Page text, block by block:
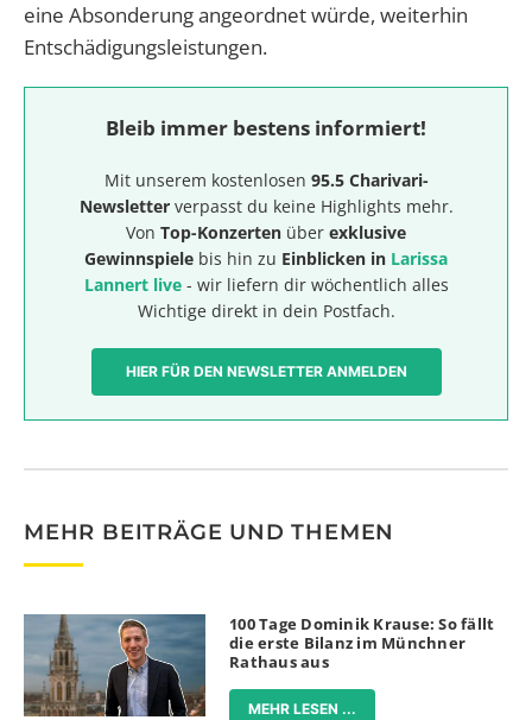
eine Absonderung angeordnet würde, weiterhin
Entschädigungsleistungen.
Bleib immer bestens informiert!
Mit unserem kostenlosen 95.5 Charivari-
Newsletterverpasst du keine Highlights mehr.
Von Top-Konzerten über exklusive
Gewinnspiele bis hin zu Einblicken in Larissa
Lannert live- wir liefern dir wöchentlich alles
Wichtige direkt in dein Postfach.
HIER FÜR DEN NEWSLETTER ANMELDEN
MEHR BEITRÄGE UND THEMEN
100 Tage Dominik Krause: So fällt
die erste Bilanz im Münchner
Rathaus aus
MEHR LESEN ...